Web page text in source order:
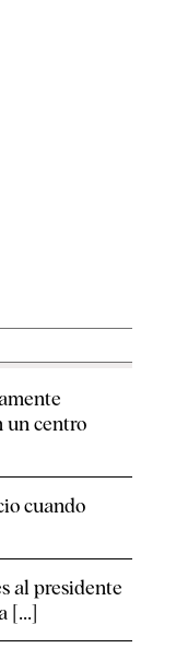
un centro
cuando
al presidente
[...]